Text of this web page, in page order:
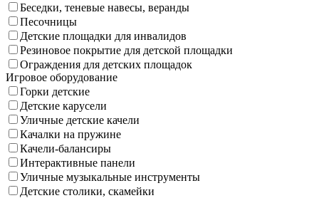
Беседки, теневые навесы, веранды
Песочницы
Детские площадки для инвалидов
Резиновое покрытие для детской площадки
Ограждения для детских площадок
Игровое оборудование
Горки детские
Детские карусели
Уличные детские качели
Качалки на пружине
Качели-балансиры
Интерактивные панели
Уличные музыкальные инструменты
Детские столики, скамейки